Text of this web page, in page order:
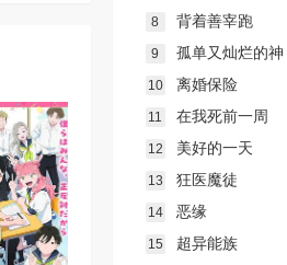
8 背着善宰跑
9 孤单又灿烂的神
10 离婚保险
11 在我死前一周
12 美好的一天
13 狂医魔徒
14 恶缘
15 超异能族